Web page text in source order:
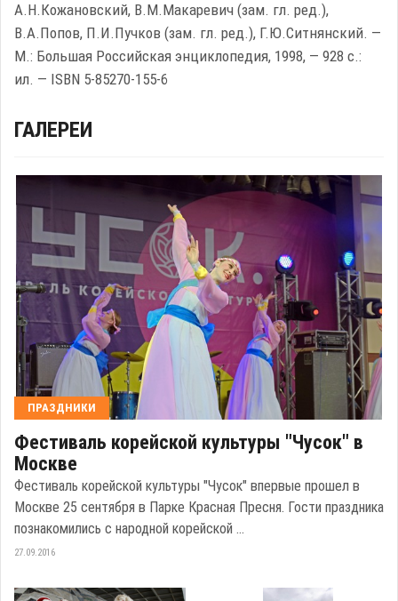
А.Н.Кожановский, В.М.Макаревич (зам. гл. ред.),
В.А.Попов, П.И.Пучков (зам. гл. ред.), Г.Ю.Ситнянский. —
М.: Большая Российская энциклопедия, 1998, — 928 с.:
ил. — ISBN 5-85270-155-6
ГАЛЕРЕИ
ПРАЗДНИКИ
Фестиваль корейской культуры "Чусок" в
Москве
Фестиваль корейской культуры "Чусок" впервые прошел в
Москве 25 сентября в Парке Красная Пресня. Гости праздника
познакомились с народной корейской ...
27.09.2016